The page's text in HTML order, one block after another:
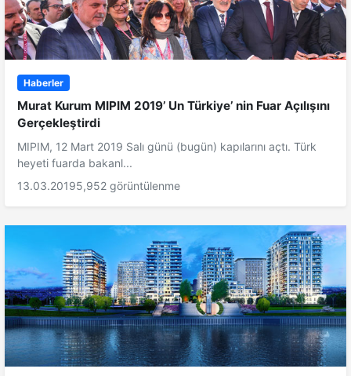
Haberler
Murat Kurum MIPIM 2019’ Un Türkiye’ nin Fuar Açılışını
Gerçekleştirdi
MIPIM, 12 Mart 2019 Salı günü (bugün) kapılarını açtı. Türk
heyeti fuarda bakanl...
13.03.20195,952 görüntülenme